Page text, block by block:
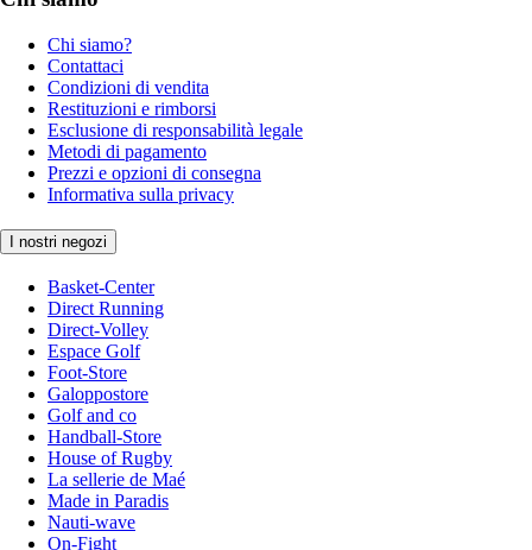
Chi siamo?
Contattaci
Condizioni di vendita
Restituzioni e rimborsi
Esclusione di responsabilità legale
Metodi di pagamento
Prezzi e opzioni di consegna
Informativa sulla privacy
I nostri negozi
Basket-Center
Direct Running
Direct-Volley
Espace Golf
Foot-Store
Galoppostore
Golf and co
Handball-Store
House of Rugby
La sellerie de Maé
Made in Paradis
Nauti-wave
On-Fight